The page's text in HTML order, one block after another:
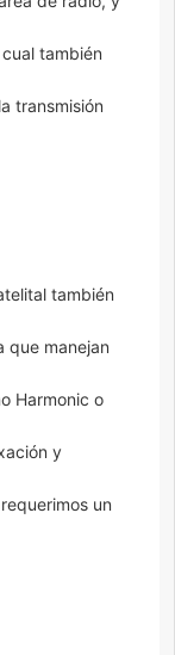
también
transmisión
también
que manejan
Harmonic o
y
un